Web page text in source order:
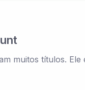
muitos títulos.